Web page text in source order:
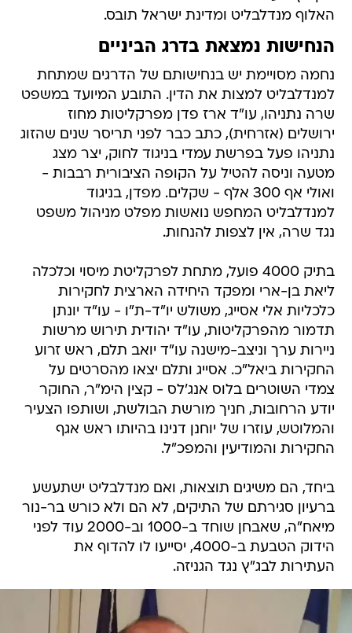
האלוף מנדלבליט ומדינת ישראל תובס.
הנחישות נמצאת בדרג הביניים
נחמה מסויימת יש בנחישותם של הדרגים שמתחת
למנדלבליט למצות את הדין. התובע המיועד במשפט
שרה נתניהו, עו"ד ארז פדן מפרקליטות מחוז
ירושלים (אזרחית), כתב כבר לפני תריסר שנים שהזוג
נתניהו פעל בפרשת עמדי בניגוד לחוק, יצר מצג
מטעה וניסה להטיל על הקופה הציבורית רבבות -
ואולי אף 300 אלף - שקלים. מפדן, בניגוד
למנדלבליט המחפש נואשות מפלט מניהול משפט
נגד שרה, אין לצפות להנחות.
בתיק 4000 פועל, מתחת לפרקליטת מיסוי וכלכלה
ליאת בן-ארי ומפקד היחידה הארצית לחקירות
כלכליות אלי אסייג, משולש יו"ד-ת"ו - עו"ד יונתן
תדמור מהפרקליטות, עו"ד יהודית תירוש מרשות
ניירות ערך וניצב-מישנה עו"ד יואב תלם, ראש זרוע
החקירות ביאל"כ. אסייג ותלם יצאו מהסרטים על
צמדי השוטרים בלוס אנג'לס - קצין הימ"ר, החוקר
יודע הרחובות, חניך מורשת הבולשת, ושותפו הצעיר
והמלוטש, עוזרו של יוחנן דנינו בהיותו ראש אגף
החקירות והמודיעין והמפכ"ל.
ביחד, הם משיגים תוצאות, ואם מנדלבליט ישתעשע
ברעיון סגירתם של התיקים, לא הם ולא כורש בר-נור
מיאח"ה, שאבחן שוחד ב-1000 וב-2000 עוד לפני
הידוק הטבעת ב-4000, יסייעו לו להדוף את
העתירות לבג"ץ נגד הגניזה.